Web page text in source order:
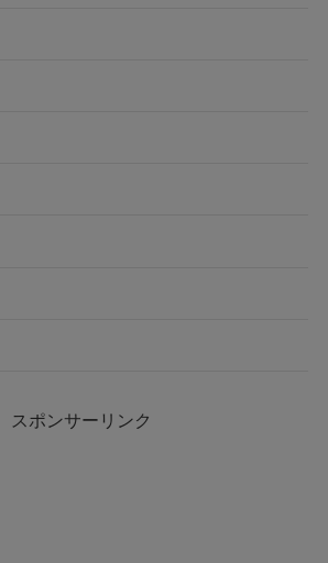
スポンサーリンク